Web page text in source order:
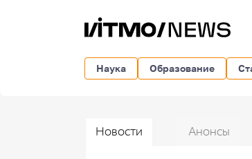
Наука Образование
Новости Анонсы